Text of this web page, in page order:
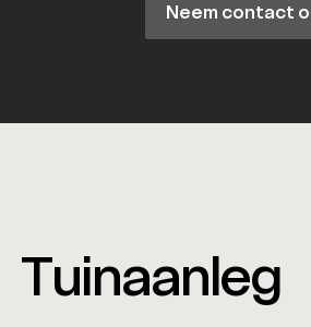
Neem contact
Neem contact
Tuinaanleg